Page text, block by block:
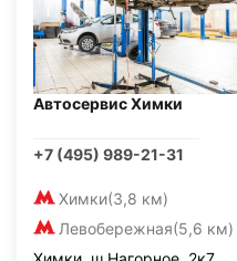
Автосервис Химки
+7 (495) 989-21-31
Химки(3,8 км)
Левобережная(5,6 км)